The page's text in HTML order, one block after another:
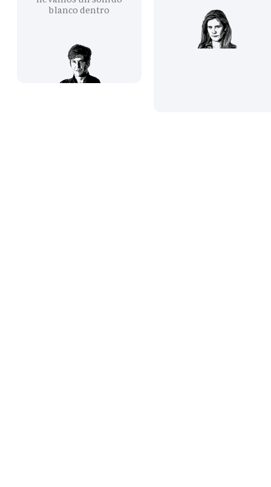
blanco dentro